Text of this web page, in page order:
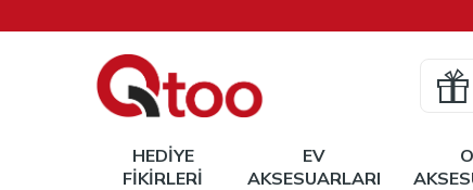
HEDIYE
FIKIRLERI
EV
AKSESUARLARI